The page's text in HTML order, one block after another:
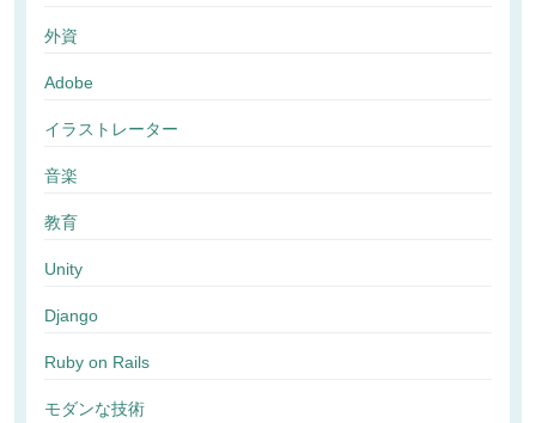
外資
Adobe
イラストレーター
音楽
教育
Unity
Django
Ruby on Rails
モダンな技術